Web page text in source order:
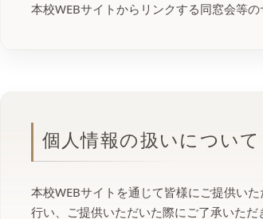
本校WEBサイトからリンクする同窓会等
個人情報の扱いについて
本校WEBサイトを通じて皆様にご提供い
行い、ご提供いただいた際にご了承いただ